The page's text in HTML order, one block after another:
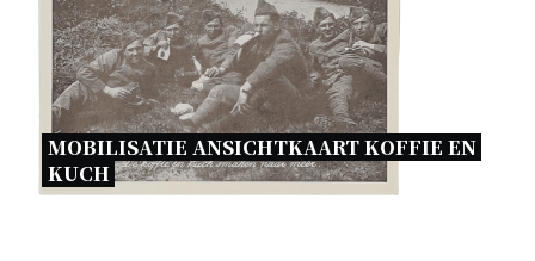
MOBILISATIE ANSICHTKAART KOFFIE EN
KUCH